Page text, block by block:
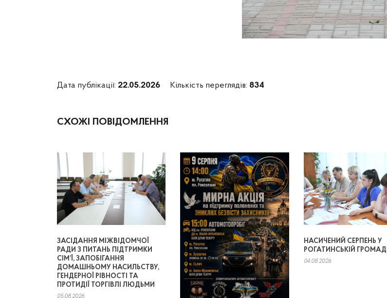
Дата публікації: 22.05.2026 Кількість переглядів: 834
СХОЖІ ПОВІДОМЛЕННЯ
ЗАСІДАННЯ МІЖВІДОМЧОЇ
РАДИ З ПИТАНЬ ПІДТРИМКИ
СІМ’Ї, ЗАПОБІГАННЯ
ДОМАШНЬОМУ НАСИЛЬСТВУ,
ГЕНДЕРНОЇ РІВНОСТІ ТА
ПРОТИДІЇ ТОРГІВЛІ ЛЮДЬМИ
05.08.2026
НАСИЧЕНИЙ СЕРПЕНЬ У
РОГАТИНСЬКІЙ ГРОМАДІ
04.08.2026